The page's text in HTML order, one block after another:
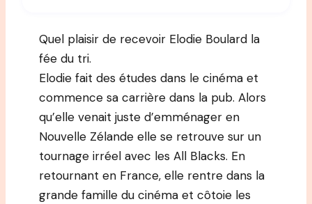
Quel plaisir de recevoir Elodie Boulard la
fée du tri.
Elodie fait des études dans le cinéma et
commence sa carrière dans la pub. Alors
qu’elle venait juste d’emménager en
Nouvelle Zélande elle se retrouve sur un
tournage irréel avec les All Blacks. En
retournant en France, elle rentre dans la
grande famille du cinéma et côtoie les